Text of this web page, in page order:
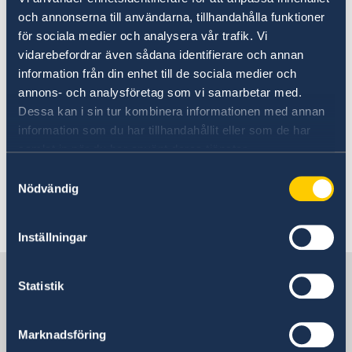
och annonserna till användarna, tillhandahålla funktioner
för sociala medier och analysera vår trafik. Vi
vidarebefordrar även sådana identifierare och annan
information från din enhet till de sociala medier och
annons- och analysföretag som vi samarbetar med.
Dessa kan i sin tur kombinera informationen med annan
information som du har tillhandahållit eller som de har
samlat in när du har använt deras tjänster.
Nödvändig
Inställningar
Statistik
Marknadsföring
UD:s reseinformation på
regeringen.se
Ladda ner appen UD Resklar
Ladda ner UD Resklar på Google Play
Följ UD Resklar på Facebook och X
UD Resklar på X
Sverige i Monaco
Sveriges ambassad